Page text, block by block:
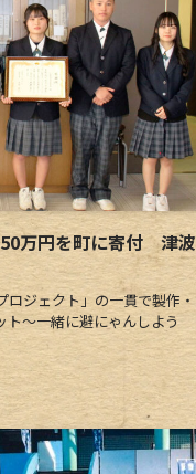
万円を町に寄付 津波
ジェクト」の一貫で製作・
ト～一緒に避にゃんしよう